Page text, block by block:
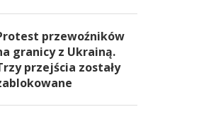
przewoźników
granicy z Ukrainą.
przejścia zostały